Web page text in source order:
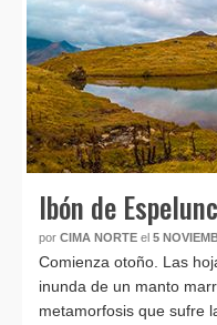
Ibón de
por CIMA NORTE el 5
Comienza otoño. Las
inunda de un manto
metamorfosis que sufre